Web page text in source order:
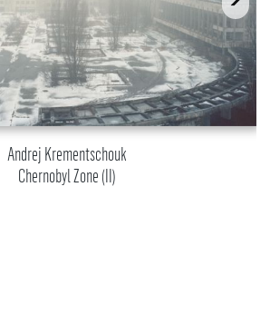
Andrej Krementschouk
Chernobyl Zone (II)